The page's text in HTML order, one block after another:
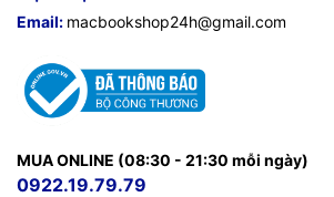
Email: macbookshop24h@gmail.com
MUA ONLINE (08:30 - 21:30 mỗi ngày)
0922.19.79.79